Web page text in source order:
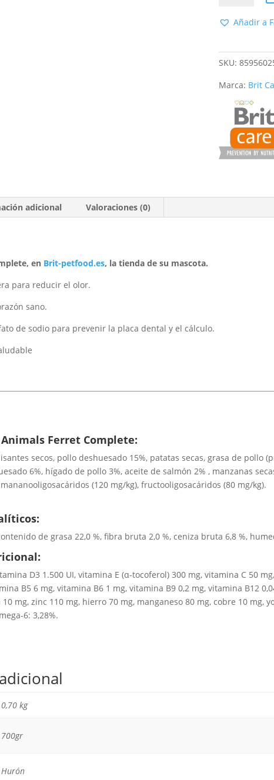
Complete
Añadir a
SKU:
Marca: Brit
adicional Valoraciones (0)
en Brit-petfood.es, la tienda de su mascota.
para reducir el olor.
sano.
de sodio para prevenir la placa dental y el cálculo.
Ferret Complete:
secos, pollo deshuesado 15%, patatas secas, grasa de pollo
6%, hígado de pollo 3%, aceite de salmón 2% , manzanas
(120 mg/kg), fructooligosacáridos (80 mg/kg).
de grasa 22,0 %, fibra bruta 2,0 %, ceniza bruta 6,8 %,
D3 1.500 UI, vitamina E (α-tocoferol) 300 mg, vitamina C 50
B5 6 mg, vitamina B6 1 mg, vitamina B9 0,2 mg, vitamina B12
mg, zinc 110 mg, hierro 70 mg, manganeso 80 mg, cobre 10 mg,
6: 3,28%.
0,70 kg
700gr
Hurón